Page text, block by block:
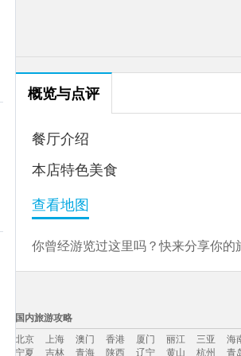
概览与点评
餐厅介绍
本店特色美食
查看地图
你曾经游览过这里吗？快来分享你的
国内旅游攻略
北京
上海 澳门 香港 厦门 丽江 三亚
海
宁夏
吉林 青海 陕西 辽宁 黄山 杭州 青